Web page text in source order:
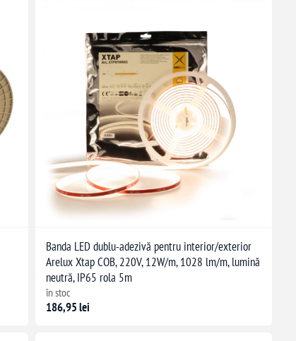
Banda LED dublu-adezivă pentru interior/exterior
Arelux Xtap COB, 220V, 12W/m, 1028 lm/m, lumină
neutră, IP65 rola 5m
în stoc
186,95 lei